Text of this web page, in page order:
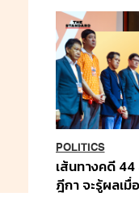
POLITICS
เส้นทางคดี
ฎีกา จะรู้ผลเมื่